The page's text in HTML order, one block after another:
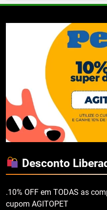
Desconto
.10% OFF em TODAS as
cupom AGITOPET